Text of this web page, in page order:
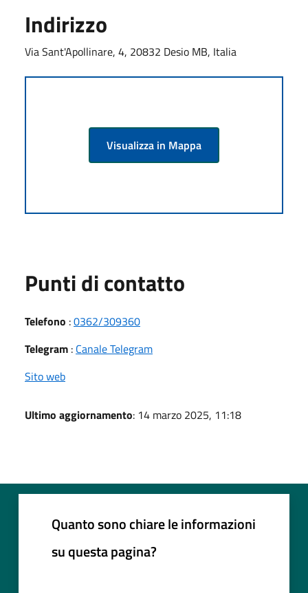
Indirizzo
Via Sant'Apollinare, 4, 20832 Desio MB, Italia
Visualizza in Mappa
Punti di contatto
Telefono :0362/309360
Telegram : Canale Telegram
Sito web
Ultimo aggiornamento: 14 marzo 2025, 11:18
Quanto sono chiare le informazioni
su questa pagina?